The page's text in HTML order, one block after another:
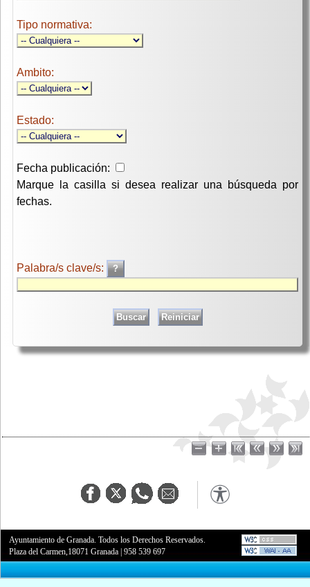
Tipo normativa:
Ambito:
Estado:
Fecha publicación:
Marque la casilla si desea realizar una búsqueda por
fechas.
Palabra/s clave/s:
Ayuntamiento de Granada. Todos los Derechos Reservados.
Plaza del Carmen,18071 Granada |958 539 697